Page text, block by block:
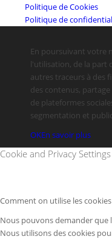
Politique de Cookies
Politique de
En poursuivant votre
l'utilisation, de la part
autres traceurs à des
des contenus,
de plateformes
segmentation et
OKEn savoir plus
Cookie and Privacy Settings
Comment on utilise les cookies
Nous pouvons demander que
Nous utilisons des cookies